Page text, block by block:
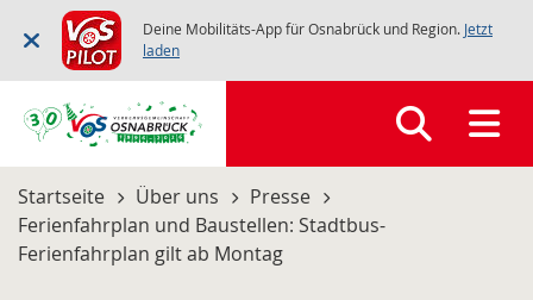
Deine Mobilitäts-App für Osnabrück und Region. Jetzt
laden
Startseite Über uns
Presse
Ferienfahrplan und Baustellen: Stadtbus-
Ferienfahrplan gilt ab Montag